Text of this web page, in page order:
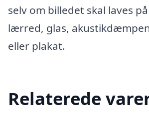
selv om billedet skal laves
lærred, glas,
eller plakat.
Relaterede